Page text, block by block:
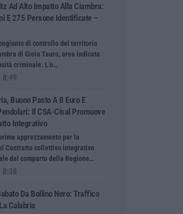
Ad Alto Impatto Alla Ciambra:
E 275 Persone Identificate –
di controllo del territorio
di Gioia Tauro, area indicata
criminale. L’o…
8:49
Buono Pasto A 8 Euro E
Il CSA-Cisal Promuove
Integrativo
apprezzamento per la
Contratto collettivo integrativo
del comparto della Regione…
8:38
Da Bollino Nero: Traffico
Calabria